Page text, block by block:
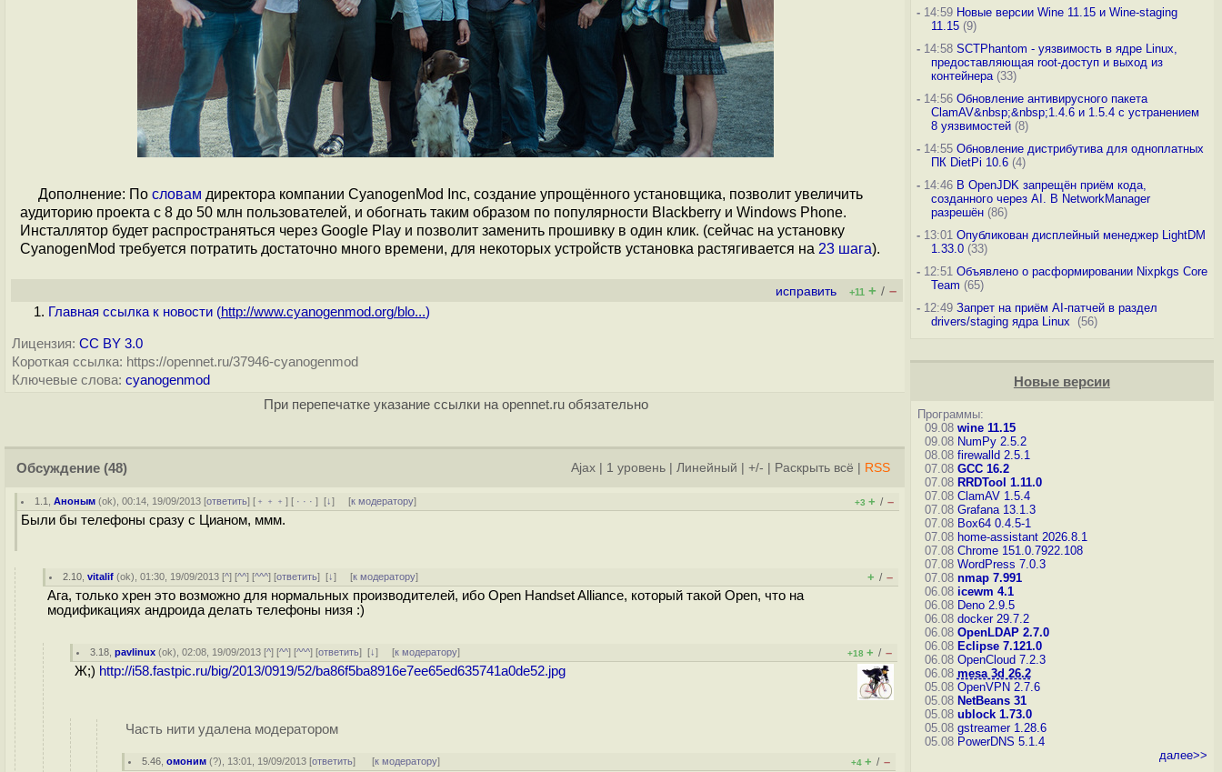
Дополнение: По словам директора компании CyanogenMod Inc, создание упрощённого установщика, позволит увеличить
аудиторию проекта с 8 до 50 млн пользователей, и обогнать таким образом по популярности Blackberry и Windows Phone.
Инсталлятор будет распространяться через Google Play и позволит заменить прошивку в один клик. (сейчас на установку
CyanogenMod требуется потратить достаточно много времени, для некоторых устройств установка растягивается на 23 шага).
исправить +11 + / –
Главная ссылка к новости (http://www.cyanogenmod.org/blo...)
Лицензия: CC BY 3.0
Короткая ссылка: https://opennet.ru/37946-cyanogenmod
Ключевые слова: cyanogenmod
При перепечатке указание ссылки на opennet.ru обязательно
Обсуждение (48) Ajax 1 уровень Линейный +/- Раскрыть всё RSS
1.1 ,Аноным (ok), 00:14, 19/09/2013 [ответить] [ ﹢﹢﹢] [ · · ·][↓] [к модератору] +3 + / –
Были бы телефоны сразу с Цианом, ммм.
2.10 ,vitalif (ok), 01:30, 19/09/2013 [^] [^^] [^^^] [ответить][↓] [к модератору] + / –
Ага, только хрен это возможно для нормальных производителей, ибо Open Handset Alliance, который такой Open, что на
модификациях андроида делать телефоны низя :)
3.18 ,pavlinux (ok), 02:08, 19/09/2013 [^] [^^] [^^^] [ответить][↓] [к модератору] +18 + / –
Ж;) http://i58.fastpic.ru/big/2013/0919/52/ba86f5ba8916e7ee65ed635741a0de52.jpg
Часть нити удалена модератором
5.46 ,омоним (?), 13:01, 19/09/2013 [ответить] [к модератору] +4 + / –
-14:59 Новые версии Wine 11.15 и Wine-staging
11.15(9)
-14:58 SCTPhantom - уязвимость в ядре Linux,
предоставляющая root-доступ и выход из
контейнера(33)
-14:56 Обновление антивирусного пакета
ClamAV&nbsp;&nbsp;1.4.6 и 1.5.4 с устранением
8 уязвимостей(8)
-14:55 Обновление дистрибутива для одноплатных
ПК DietPi 10.6(4)
-14:46 В OpenJDK запрещён приём кода,
созданного через AI. В NetworkManager
разрешён(86)
-13:01 Опубликован дисплейный менеджер LightDM
1.33.0(33)
-12:51 Объявлено о расформировании Nixpkgs Core
Team (65)
-12:49 Запрет на приём AI-патчей в раздел
drivers/staging ядра Linux
(56)
Новые версии
Программы:
09.08 wine 11.15
09.08 NumPy 2.5.2
08.08 firewalld 2.5.1
07.08 GCC 16.2
07.08 RRDTool 1.11.0
07.08 ClamAV 1.5.4
07.08 Grafana 13.1.3
07.08 Box64 0.4.5-1
07.08 home-assistant 2026.8.1
07.08 Chrome 151.0.7922.108
07.08 WordPress 7.0.3
07.08 nmap 7.991
06.08 icewm 4.1
06.08 Deno 2.9.5
06.08 docker 29.7.2
06.08 OpenLDAP 2.7.0
06.08 Eclipse 7.121.0
06.08 OpenCloud 7.2.3
06.08 mesa 3d 26.2
05.08 OpenVPN 2.7.6
05.08 NetBeans 31
05.08 ublock 1.73.0
05.08 gstreamer 1.28.6
05.08 PowerDNS 5.1.4
далее>>